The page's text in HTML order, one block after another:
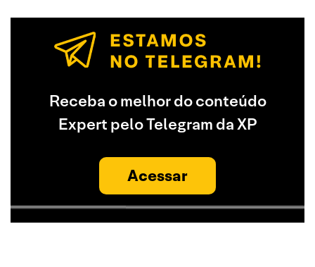
Receba o melhor do conteúdo
Expert pelo Telegram da XP
Acessar